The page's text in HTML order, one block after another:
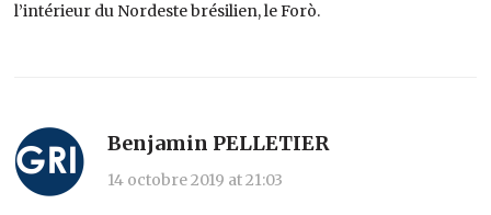
l’intérieur du Nordeste brésilien, le Forò.
Benjamin PELLETIER
14 octobre 2019 at 21:03